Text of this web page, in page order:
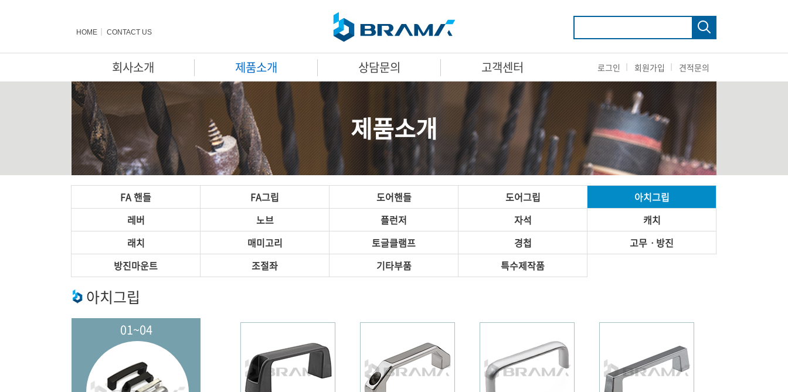
HOME CONTACT US
회사소개 제품소개 상담문의 고객센터 로그인 회원가입 견적문의
제품소개
FA 핸들 FA그립 도어핸들 도어그립
아치그립
레버
노브 플런저 자석
캐치
래치
매미고리 토글클램프 경첩
고무ㆍ방진
방진마운트
조절좌 기타부품 특수제작품
아치그립
01~04